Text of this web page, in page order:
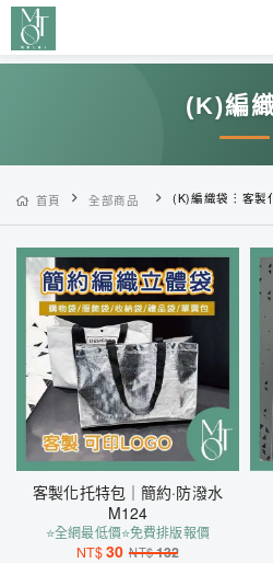
(K)編
首頁 全部商品 (K)編織袋︙客製
客製化托特包｜簡約·防潑水
M124
⭐全網最低價⭐免費排版報價
NT$30 NT$132